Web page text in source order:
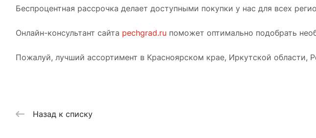
Беспроцентная рассрочка делает доступными покупки у нас для всех
Онлайн-консультант сайта pechgrad.ru поможет оптимально подобрать
Пожалуй, лучший ассортимент в Красноярском крае, Иркутской области,
Назад к списку